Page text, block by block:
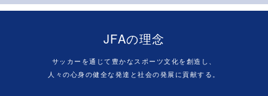
JFAの理念
サッカーを通じて豊かなスポーツ文化を創造し、
人々の心身の健全な発達と社会の発展に貢献する。